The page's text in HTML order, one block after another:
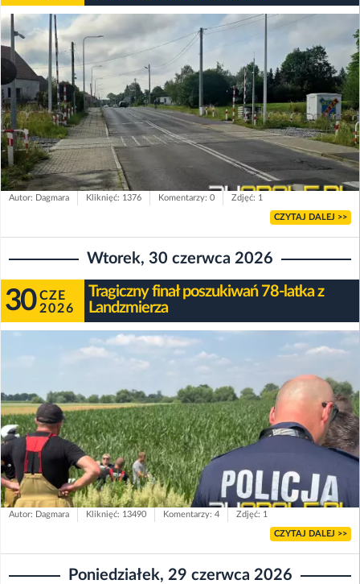
Autor: Dagmara Kliknięć: 1376 Komentarzy: 0 Zdjęć: 1
CZYTAJ DALEJ >>
Wtorek, 30 czerwca 2026
30 CZE
2026
Tragiczny finał poszukiwań 78-latka z
Landzmierza
Autor: Dagmara Kliknięć: 13490 Komentarzy: 4 Zdjęć: 1
CZYTAJ DALEJ >>
Poniedziałek, 29 czerwca 2026